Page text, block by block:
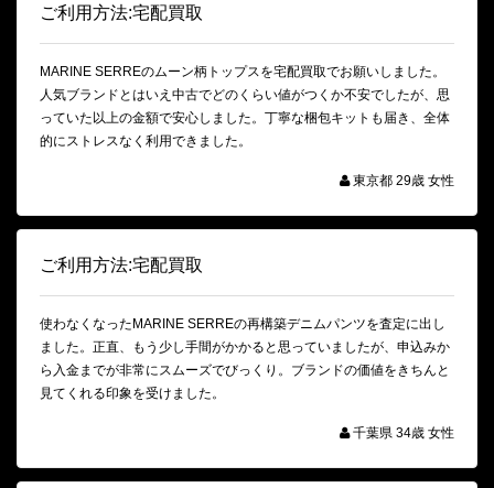
ご利用方法:宅配買取
MARINE SERREのムーン柄トップスを宅配買取でお願いしました。
人気ブランドとはいえ中古でどのくらい値がつくか不安でしたが、思
っていた以上の金額で安心しました。丁寧な梱包キットも届き、全体
的にストレスなく利用できました。
東京都 29歳 女性
ご利用方法:宅配買取
使わなくなったMARINE SERREの再構築デニムパンツを査定に出し
ました。正直、もう少し手間がかかると思っていましたが、申込みか
ら入金までが非常にスムーズでびっくり。ブランドの価値をきちんと
見てくれる印象を受けました。
千葉県 34歳 女性